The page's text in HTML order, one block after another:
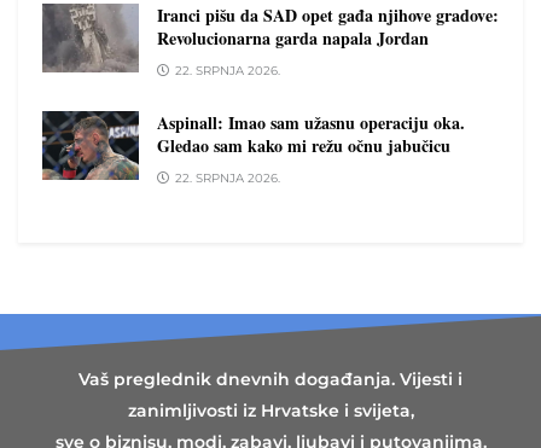
Iranci pišu da SAD opet gađa njihove gradove:
Revolucionarna garda napala Jordan
22. SRPNJA 2026.
Aspinall: Imao sam užasnu operaciju oka.
Gledao sam kako mi režu očnu jabučicu
22. SRPNJA 2026.
Vaš preglednik dnevnih događanja. Vijesti i
zanimljivosti iz Hrvatske i svijeta,
sve o biznisu, modi, zabavi, ljubavi i putovanjima.